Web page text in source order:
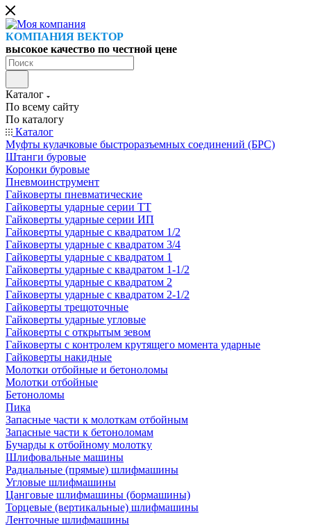
КОМПАНИЯ ВЕКТОР
высокое качество по честной цене
Каталог
По всему сайту
По каталогу
Каталог
Муфты кулачковые быстроразъемных соединений (БРС)
Штанги буровые
Коронки буровые
Пневмоинструмент
Гайковерты пневматические
Гайковерты ударные серии ТТ
Гайковерты ударные серии ИП
Гайковерты ударные с квадратом 1/2
Гайковерты ударные с квадратом 3/4
Гайковерты ударные с квадратом 1
Гайковерты ударные с квадратом 1-1/2
Гайковерты ударные с квадратом 2
Гайковерты ударные с квадратом 2-1/2
Гайковерты трещоточные
Гайковерты ударные угловые
Гайковерты с открытым зевом
Гайковерты с контролем крутящего момента ударные
Гайковерты накидные
Молотки отбойные и бетоноломы
Молотки отбойные
Бетоноломы
Пика
Запасные части к молоткам отбойным
Запасные части к бетоноломам
Бучарды к отбойному молотку
Шлифовальные машины
Радиальные (прямые) шлифмашины
Угловые шлифмашины
Цанговые шлифмашины (бормашины)
Торцевые (вертикальные) шлифмашины
Ленточные шлифмашины